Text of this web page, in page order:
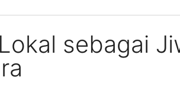
sebagai